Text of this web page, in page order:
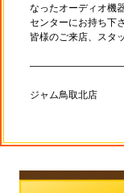
なったオーディオ機
センターにお持ち下
皆様のご来店、スタ
ジャム鳥取北店